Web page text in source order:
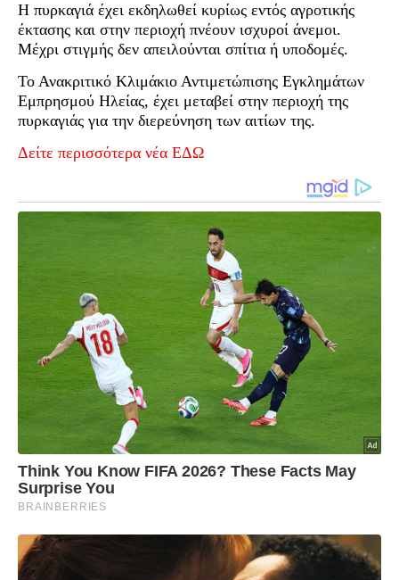
Η πυρκαγιά έχει εκδηλωθεί κυρίως εντός αγροτικής
έκτασης και στην περιοχή πνέουν ισχυροί άνεμοι.
Μέχρι στιγμής δεν απειλούνται σπίτια ή υποδομές.
Το Ανακριτικό Κλιμάκιο Αντιμετώπισης Εγκλημάτων
Εμπρησμού Ηλείας, έχει μεταβεί στην περιοχή της
πυρκαγιάς για την διερεύνηση των αιτίων της.
Δείτε περισσότερα νέα ΕΔΩ